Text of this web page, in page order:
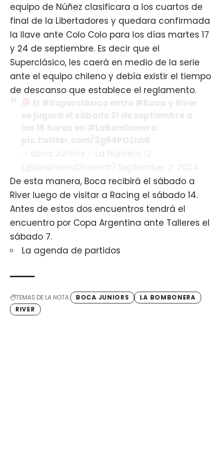
equipo de Núñez clasificara a los cuartos de
final de la Libertadores y quedara confirmada
la llave ante Colo Colo para los días martes 17
y 24 de septiembre. Es decir que el
Superclásico, les caerá en medio de la serie
ante el equipo chileno y debía existir el tiempo
de descanso que establece el reglamento.
De esta manera, Boca recibirá el sábado a
River luego de visitar a Racing el sábado 14.
Antes de estos dos encuentros tendrá el
encuentro por Copa Argentina ante Talleres el
sábado 7.
La agenda de partidos
TEMAS DE LA NOTA BOCA JUNIORS
LA BOMBONERA
RIVER